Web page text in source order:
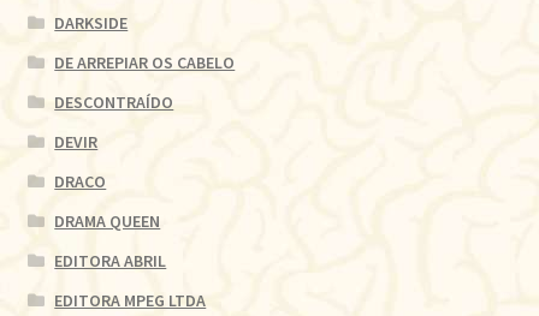
DARKSIDE
DE ARREPIAR OS CABELO
DESCONTRAÍDO
DEVIR
DRACO
DRAMA QUEEN
EDITORA ABRIL
EDITORA MPEG LTDA